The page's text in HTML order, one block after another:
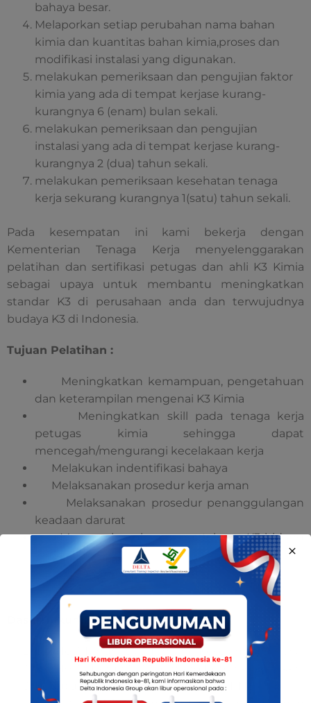
bahaya besar.
Melaporkan setiap perubahan nama bahan
kimia dan kuantitas bahan kimia,proses dan
modifikasi instalasi yang digunakan.
melakukan pemeriksaan dan pengujian faktor
kimia yang ada di tempat kerjase kurang-
kurangnya 6 (enam) bulan sekali.
melakukan pemeriksaan dan pengujian
instalasi yang ada di tempat kerjase kurang-
kurangnya 2 (dua) tahun sekali.
melakukan pemeriksaan kesehatan tenaga
kerja sekurang kurangnya 1(satu) tahun sekali.
Pada kesempatan ini kami bekerja dengan
Kementerian Tenaga Kerja menyelenggarakan
pelatihan dan sertifikasi petugas dan ahli K3 Kimia
sebagai upaya untuk membantu meningkatkan
standar K3 di perusahaan anda dan terwujudnya
budaya K3 di Indonesia.
Tujuan Pelatihan :
Meningkatkan kemampuan, pengetahuan
dan keterampilan mengenai K3 Kimia
Meningkatkan skill pada tenaga kerja
petugas kimia sehingga dapat
mencegah/mengurangi kecelakaan kerja
Melakukan indentifikasi bahaya
Melaksanakan prosedur kerja aman
Melaksanakan prosedur penanggulangan
keadaan darurat
Mengembangkan pengetahuan K3 bidang
kimia
DasarHukumPelatihan
UU No. 1 Tahun 1970 Tentang Keselamatan Kerja
UU No. 13 Tahun 2013 Tentang Ketenagakerjaan
Keputusan Menteri Tenaga Kerja R.I. No.